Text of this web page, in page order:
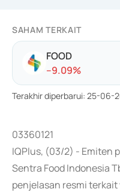
SAHAM TERKAIT
FOOD
--9.09%
Terakhir diperbarui: 25-06-
03360121
IQPlus, (03/2) - Emiten
Sentra Food Indonesia
penjelasan resmi